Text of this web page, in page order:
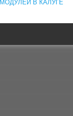
В КАЛУГЕ